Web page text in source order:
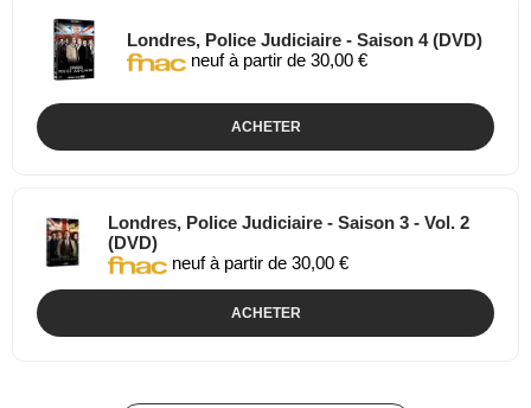
Londres, Police Judiciaire - Saison 4 (DVD)
neuf à partir de 30,00 €
ACHETER
Londres, Police Judiciaire - Saison 3 - Vol. 2
(DVD)
neuf à partir de 30,00 €
ACHETER